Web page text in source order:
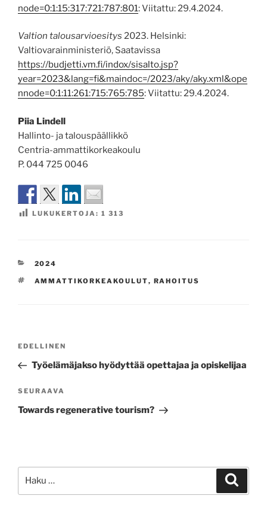
node=0:1:15:317:721:787:801: Viitattu: 29.4.2024.
Valtion talousarvioesitys 2023. Helsinki:
Valtiovarainministeriö, Saatavissa
https://budjetti.vm.fi/indox/sisalto.jsp?
year=2023&lang=fi&maindoc=/2023/aky/aky.xml&ope
nnode=0:1:11:261:715:765:785: Viitattu: 29.4.2024.
Piia Lindell
Hallinto- ja talouspäällikkö
Centria-ammattikorkeakoulu
P. 044 725 0046
LUKUKERTOJA: 1 313
KATEGORIAT
2024
AVAINSANAT
AMMATTIKORKEAKOULUT, RAHOITUS
Edellinen
artikkeli
EDELLINEN
Työelämäjakso hyödyttää opettajaa ja opiskelijaa
Seuraava
artikkeli
SEURAAVA
Towards regenerative tourism?